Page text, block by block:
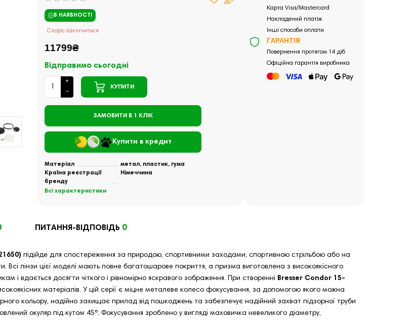
В НАЯВНОСТІ
Скоро закінчиться
11799₴
Відправимо сьогодні
КУПИТИ
ЗАМОВИТИ В 1 КЛІК
Купити в кредит
Матеріал
метал, пластик, гума
Країна реєстрації
бренду
Німеччина
Всі характеристики
Карта Visa/Mastercard
Накладений платіж
Інші способи оплати
ГАРАНТІЯ
Повернення протягом 14 діб
Офіційна гарантія виробника
ПИТАННЯ-ВІДПОВІДЬ 0
підійде для спостереження за природою, спортивними заходами, спортивною стрільбою або на
Всі лінзи цієї моделі мають повне багатошарове покриття, а призма виготовлена з високоякісного
і вдається досягти чіткого і рівномірно яскравого зображення. При створенні Bresser Condor 15-
матеріалів. У цій серії є міцне металеве колесо фокусування, за допомогою якого можна
кольору, надійно захищає прилад від пошкоджень та забезпечує надійний захват підзорної труби
окуляр під кутом 45º. Фокусування зроблено у вигляді маховичка невеликого діаметру,